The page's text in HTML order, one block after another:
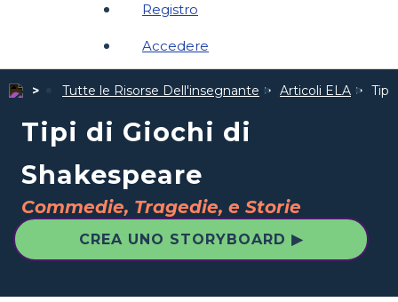
Registro
Accedere
Tutte le Risorse Dell'insegnante Articoli ELA Tipi
Tipi di Giochi di
Shakespeare
Commedie, Tragedie, e Storie
CREA UNO STORYBOARD ▶